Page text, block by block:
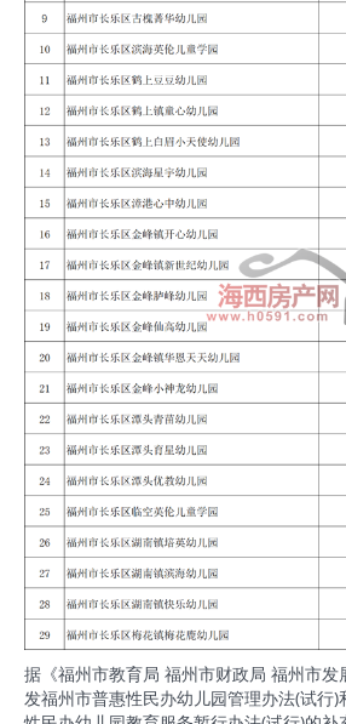
据《福州市教育局 福州市财政局 福州市发
发福州市普惠性民办幼儿园管理办法(试行